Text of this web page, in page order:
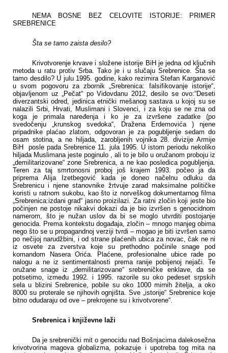
NEMA BOSNE BEZ CELOVITE ISTORIJE: PRIMER
SREBRENICE
Šta se tamo zaista desilo?
Krivotvorenje krvave i složene istorije BiH je jedna od ključnih
metoda u ratu protiv Srba. Tako je i u slučaju Srebrenice. Šta se
tamo desdilo? U julu 1995. godine, kako rezimira Stefan Karganović
u svom pogovoru za zbornik „Srebrenica: falsifikovanje istorije“,
objavljenom uz „Pečat“ po Vidovdanu 2012, desilo se ovo:“Deseti
diverzantski odred, jedinica etnički mešanog sastava u kojoj su se
nalazili Srbi, Hrvati, Muslimani i Slovenci, i za koju se ne zna od
koga je primala naređenja i ko je za izvršene zadatke (po
svedočenju „krunskog svedoka“, Dražena Erdemovića ) njene
pripadnike plaćao zlatom, odgovoran je za pogubljenje sedam do
osam stotina, a ne hiljada, zarobljenih vojnika 28. divizije Armije
BiH posle pada Srebrenice 11. jula 1995. U istom periodu nekoliko
hiljada Muslimana jeste poginulo , ali to je bilo u oružanom proboju iz
„demilitarizovane“ zone Srebrenica, a ne kao posledica pogubljenja.
Teren za taj smrtonosni proboj još krajem 1993. počeo ja da
priprema Alija Izetbegović kada je doneo načelnu odluku da
Srebrenicu i njene stanovnike žrtvuje zarad maksimalne političke
koristi u ratnom sukobu, kao što iz norveškog dokumentarnog filma
„Srebrenica:izdani grad“ jasno proizilazi. Za ratni zločin koji jeste bio
počinjen ne postoje nikakvi dokazi da je bio izvršen s genocidnom
namerom, što je nužan uslov da bi se moglo utvrditi postojanje
genocida. Prema kontekstu događaja, zločin – mnogo manjeg obima
nego što se u propagandnoj verziji tvrdi – mogao je biti izvršen samo
po nečijoj narudžbini, i od strane plaćenih ubica za novac, čak ne ni
iz osvete za zverstva koje su prethodno počinile snage pod
komandom Nasera Orića. Plaćene, profesionalne ubice rade po
nalogu a ne iz sentimentalnosti prema ranije pobijenoj nejači. Te
oružane snage iz „demilitarizovane“ srebreničke enklave, da se
potsetimo, između 1992. i 1995. razorile su oko pedeset srpskih
sela u blizini Srebrenice, pobile su oko 1000 mirnih žitelja, a oko
8000 su proterale se njihovih ognjišta. Sve „istorije“ Srebrenice koje
bitno odudaraju od ove – prekrojene su i krivotvorene“.
Srebrenica i književne laži
Da je srebrenički mit o genocidu nad Bošnjacima dalekosežna
krivotvorina magova globalizma, pokazuje i upotreba tog mita na